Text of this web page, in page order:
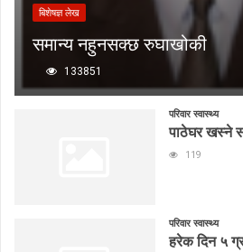
बिशेषज्ञ लेख
समान्य नहुनसक्छ रुघाखोकी
133851
परिवार स्वास्थ्य
पाठेघर खस्ने
119
परिवार स्वास्थ्य
हरेक दिन ५